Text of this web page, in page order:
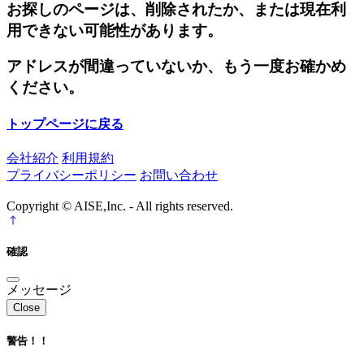
お探しのページは、削除されたか、または現在利
用できない可能性があります。
アドレスが間違っていないか、もう一度お確かめ
ください。
トップページに戻る
会社紹介 利用規約
プライバシーポリシー お問い合わせ
Copyright © AISE,Inc. - All rights reserved.
確認
メッセージ
Close
警告！！